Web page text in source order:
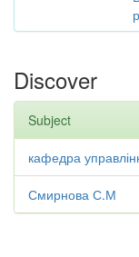
Discover
Subject
кафедра
Смирнова С.М